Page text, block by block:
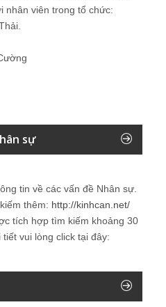
nhân viên trong tổ chức:
sự
tin về các vấn đề Nhân sự
thêm: http://kinhcan.net/
tích hợp tìm kiếm khoảng 30
tiết vui lòng click tại đây: